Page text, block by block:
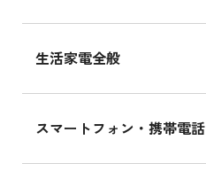
生活家電全般
スマートフォン・携帯電話